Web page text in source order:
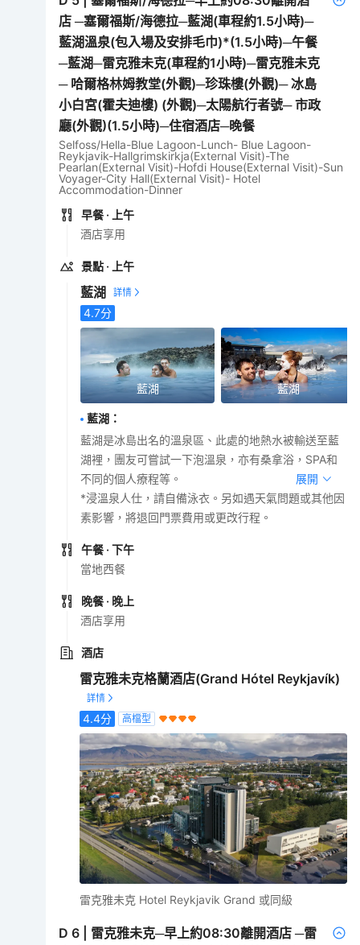
店 ─塞爾福斯/海德拉─藍湖(車程約1.5小時)─
藍湖溫泉(包入場及安排毛巾)*(1.5小時)─午餐
─藍湖─雷克雅未克(車程約1小時)─雷克雅未克
─ 哈爾格林姆教堂(外觀)─珍珠樓(外觀)─ 冰島
小白宮(霍夫迪樓) (外觀)─太陽航行者號─ 市政
廳(外觀)(1.5小時)─住宿酒店─晚餐
Selfoss/Hella-Blue Lagoon-Lunch- Blue Lagoon-
Reykjavik-Hallgrimskirkja(External Visit)-The
Pearlan(External Visit)-Hofdi House(External Visit)-Sun
Voyager-City Hall(External Visit)- Hotel
Accommodation-Dinner
早餐 · 上午
酒店享用
景點 · 上午
藍湖
4.7分
藍湖 藍湖
藍湖 ：
藍湖是冰島出名的溫泉區、此處的地熱水被輸送至藍
湖裡，團友可嘗試一下泡溫泉，亦有桑拿浴，SPA和
不同的個人療程等。
展開
*浸溫泉人仕，請自備泳衣。另如遇天氣問題或其他因
素影響，將退回門票費用或更改行程。
午餐 · 下午
當地西餐
晚餐 · 晚上
酒店享用
酒店
雷克雅未克格蘭酒店(Grand Hótel Reykjavík)
4.4分 高檔型
雷克雅未克 Hotel Reykjavik Grand 或同級
D6
雷克雅未克─早上約08:30離開酒店 ─雷